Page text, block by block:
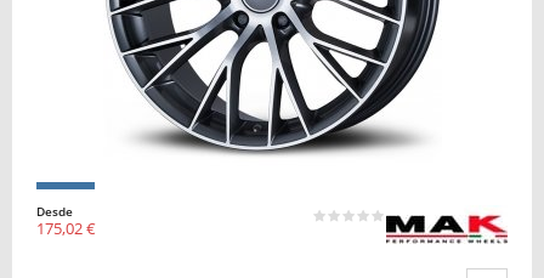
Desde
175,02 €